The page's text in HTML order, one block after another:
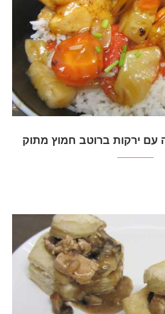
עם ירקות ברוטב חמוץ מתוק